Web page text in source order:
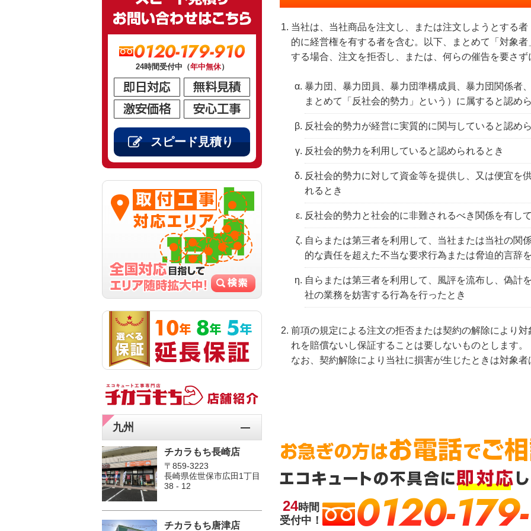
当社は、当社商品を注文し、または注文しようとする
的に経営権を有する者を含む。以下、まとめて「対象
する場合、注文を拒否し、または、何らの催告を要さ
暴力団、暴力団員、暴力団準構成員、暴力団関係者
まとめて「反社会的勢力」という）に属すると認め
反社会的勢力が経営に実質的に関与していると認め
反社会的勢力を利用していると認められるとき
反社会的勢力に対して資金等を提供し、又は便宜を
れるとき
反社会的勢力と社会的に非難されるべき関係を有し
自らまたは第三者を利用して、当社または当社の関
的な責任を超えた不当な要求行為または脅迫的言辞
自らまたは第三者を利用して、風評を流布し、偽計
社の業務を妨害する行為を行ったとき
前項の規定による注文の拒否または契約の解除により
れを賠償ないし保証することは要しないものとします。
なお、契約解除により当社に損害が生じたときは対象
24時間
受付中！
0120-
0120-179-910
24時間受付中（年中無休）
スピード見積り
九州
チカラもち長崎店
〒859-3223
長崎県佐世保市広田1丁目
38 - 12
チカラもち唐津店